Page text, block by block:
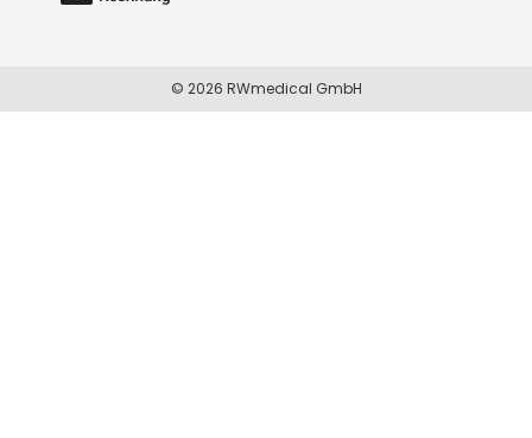
© 2026 RWmedical GmbH